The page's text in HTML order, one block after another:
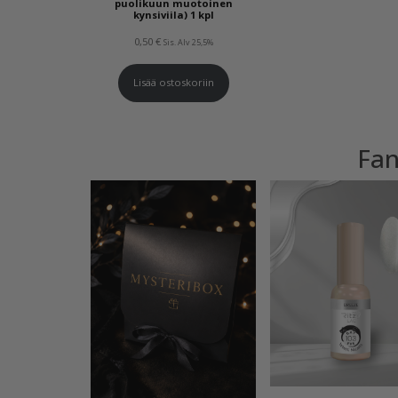
puolikuun muotoinen
kynsiviila) 1 kpl
0,50 € Sis. Alv 25,5%
Lisää ostoskoriin